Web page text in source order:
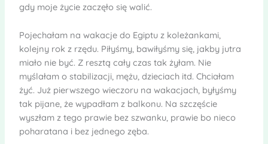
gdy moje życie zaczęło się walić.
Pojechałam na wakacje do Egiptu z koleżankami,
kolejny rok z rzędu. Piłyśmy, bawiłyśmy się, jakby jutra
miało nie być. Z resztą cały czas tak żyłam. Nie
myślałam o stabilizacji, mężu, dzieciach itd. Chciałam
żyć. Już pierwszego wieczoru na wakacjach, byłyśmy
tak pijane, że wypadłam z balkonu. Na szczęście
wyszłam z tego prawie bez szwanku, prawie bo nieco
poharatana i bez jednego zęba.